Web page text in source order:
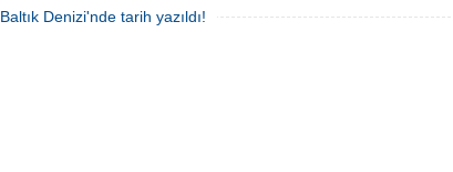
Baltık Denizi'nde tarih yazıldı!